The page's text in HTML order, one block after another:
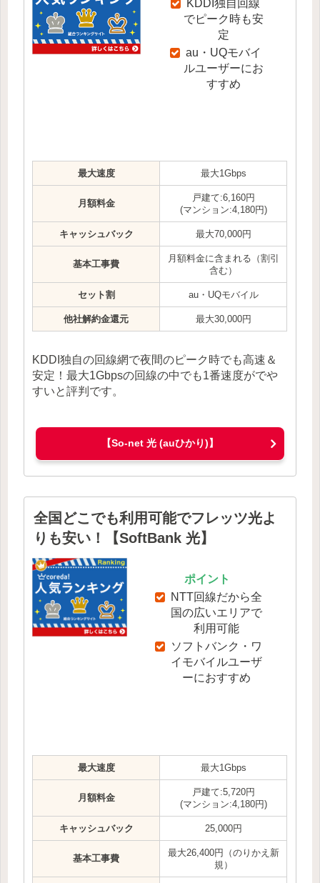
KDDI独自回線
でピーク時も安
定
au・UQモバイ
ルユーザーにお
すすめ
最大速度 最大1Gbps
月額料金
戸建て:6,160円
(マンション:4,180円)
キャッシュバック 最大70,000円
基本工事費
月額料金に含まれる（割引
含む）
セット割 au・UQモバイル
他社解約金還元 最大30,000円
KDDI独自の回線網で夜間のピーク時でも高速＆
安定！最大1Gbpsの回線の中でも1番速度がでや
すいと評判です。
【So-net 光 (auひかり)】
全国どこでも利用可能でフレッツ光よ
りも安い！【SoftBank 光】
ポイント
NTT回線だから全
国の広いエリアで
利用可能
ソフトバンク・ワ
イモバイルユーザ
ーにおすすめ
最大速度 最大1Gbps
月額料金
戸建て:5,720円
(マンション:4,180円)
キャッシュバック 25,000円
基本工事費
最大26,400円（のりかえ新
規）